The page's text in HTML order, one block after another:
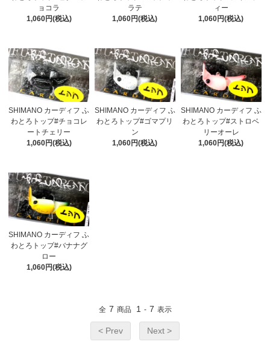
ョコラ
1,060円(税込)
ラテ
1,060円(税込)
ィー
1,060円(税込)
SHIMANO カーディフ ふ
わとろトップ#チョコレ
ートチェリー
1,060円(税込)
SHIMANO カーディフ ふ
わとろトップ#ゴマプリ
ン
1,060円(税込)
SHIMANO カーディフ ふ
わとろトップ#ストロベ
リーオーレ
1,060円(税込)
SHIMANO カーディフ ふ
わとろトップ#バナナグ
ロー
1,060円(税込)
全 7 商品 1 - 7 表示
< Prev Next >